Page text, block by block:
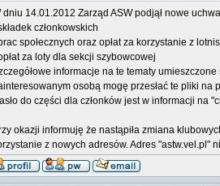
dniu 14.01.2012 Zarząd ASW podjął nowe
członkowskich
społecznych oraz opłat za korzystanie z
za loty dla sekcji szybowcowej
informacje na te tematy
osobą mogę przesłać te pliki na
do części dla członków jest w informacji na
okazji informuję że nastąpiła zmiana
z nowych adresów. Adres "astw.vel.pl"